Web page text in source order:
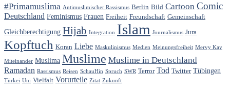
#Primamuslima Antimuslimischer Rassismus Berlin Bild Cartoon Comic
Deutschland Feminismus Frauen Freiheit Freundschaft Gemeinschaft
Gleichberechtigung Hijab Integration Islam Journalismus Jura
Kopftuch Koran Liebe Maskulinismus Medien Meinungsfreiheit Mervy Kay
Miteinander Muslima Muslime Muslime in Deutschland
Ramadan Rassismus Reisen SchauHin Spruch SWR Terror Tod Twitter Tübingen
Türkei Uni Vielfalt Vorurteile Zitat Zukunft